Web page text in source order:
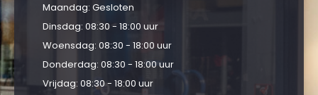
Maandag: Gesloten
Dinsdag: 08:30 - 18:00 uur
Woensdag: 08:30 - 18:00 uur
Donderdag: 08:30 - 18:00 uur
Vrijdag: 08:30 - 18:00 uur